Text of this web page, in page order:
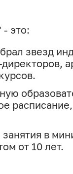
это:
звезд
в
от 10 лет.